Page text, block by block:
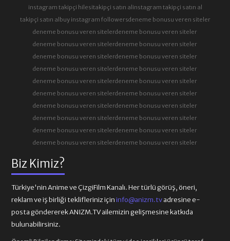
Biz Kimiz?
Türkiye'nin Anime ve ÇizgiFilm Kanalı. Her türlü görüş, öneri,
reklam ve iş birliği teklifleriniz içininfo@anizm.tvadresine e-
posta göndererek ANIZM.TV ailemizin gelişmesine katkıda
bulunabilirsiniz.
instagram takipçi hilesitakipçi satın alinstagram takipçi satın al
takipçi satın albuy instagram followersdeneme bonusu veren siteler
deneme bonusu veren sitelerdeneme bonusu veren siteler
deneme bonusu veren sitelerdeneme bonusu veren siteler
deneme bonusu veren sitelerdeneme bonusu veren siteler
deneme bonusu veren sitelerdeneme bonusu veren siteler
deneme bonusu veren sitelerdeneme bonusu veren siteler
deneme bonusu veren sitelerdeneme bonusu veren siteler
deneme bonusu veren sitelerdeneme bonusu veren siteler
deneme bonusu veren sitelerdeneme bonusu veren siteler
deneme bonusu veren sitelerdeneme bonusu veren siteler
deneme bonusu veren sitelerdeneme bonusu veren siteler